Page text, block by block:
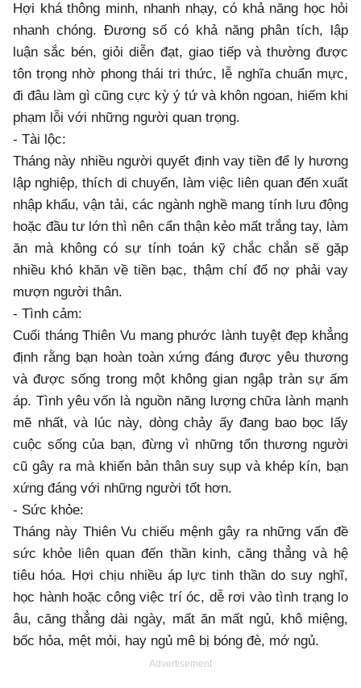
Hợi khá thông minh, nhanh nhạy, có khả năng học hỏi
nhanh chóng. Đương số có khả năng phân tích, lập
luận sắc bén, giỏi diễn đạt, giao tiếp và thường được
tôn trọng nhờ phong thái tri thức, lễ nghĩa chuẩn mực,
đi đâu làm gì cũng cực kỳ ý tứ và khôn ngoan, hiếm khi
phạm lỗi với những người quan trọng.
- Tài lộc:
Tháng này nhiều người quyết định vay tiền để ly hương
lập nghiệp, thích di chuyển, làm việc liên quan đến xuất
nhập khẩu, vận tải, các ngành nghề mang tính lưu động
hoặc đầu tư lớn thì nên cẩn thận kẻo mất trắng tay, làm
ăn mà không có sự tính toán kỹ chắc chắn sẽ gặp
nhiều khó khăn về tiền bạc, thậm chí đổ nợ phải vay
mượn người thân.
- Tình cảm:
Cuối tháng Thiên Vu mang phước lành tuyệt đẹp khẳng
định rằng bạn hoàn toàn xứng đáng được yêu thương
và được sống trong một không gian ngập tràn sự ấm
áp. Tình yêu vốn là nguồn năng lượng chữa lành mạnh
mẽ nhất, và lúc này, dòng chảy ấy đang bao bọc lấy
cuộc sống của bạn, đừng vì những tổn thương người
cũ gây ra mà khiến bản thân suy sụp và khép kín, bạn
xứng đáng với những người tốt hơn.
- Sức khỏe:
Tháng này Thiên Vu chiếu mệnh gây ra những vấn đề
sức khỏe liên quan đến thần kinh, căng thẳng và hệ
tiêu hóa. Hợi chịu nhiều áp lực tinh thần do suy nghĩ,
học hành hoặc công việc trí óc, dễ rơi vào tình trạng lo
âu, căng thẳng dài ngày, mất ăn mất ngủ, khô miệng,
bốc hỏa, mệt mỏi, hay ngủ mê bị bóng đè, mớ ngủ.
Advertisement